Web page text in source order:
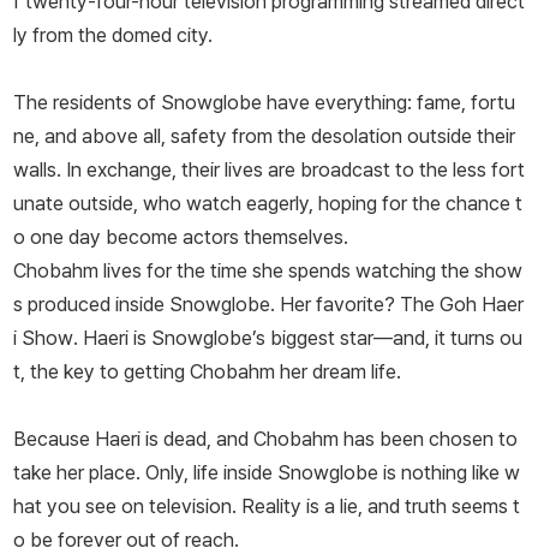
ly from the domed city.
The residents of Snowglobe have everything: fame, fortu
ne, and above all, safety from the desolation outside their
walls. In exchange, their lives are broadcast to the less fort
unate outside, who watch eagerly, hoping for the chance t
o one day become actors themselves.
Chobahm lives for the time she spends watching the show
s produced inside Snowglobe. Her favorite? The Goh Haer
i Show. Haeri is Snowglobe’s biggest star—and, it turns ou
t, the key to getting Chobahm her dream life.
Because Haeri is dead, and Chobahm has been chosen to
take her place. Only, life inside Snowglobe is nothing like w
hat you see on television. Reality is a lie, and truth seems t
o be forever out of reach.